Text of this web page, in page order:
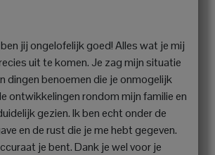
jij ongelofelijk goed! Alles wat je mij
uit te komen. Je zag mijn situatie
dingen benoemen die je onmogelijk
ontwikkelingen rondom mijn familie en
gezien. Ik ben echt onder de
en de rust die je me hebt gegeven.
je bent. Dank je wel voor je